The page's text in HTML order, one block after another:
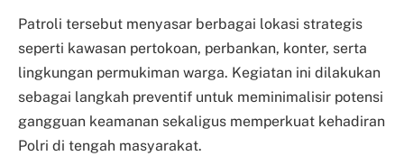
Patroli tersebut menyasar berbagai lokasi strategis
seperti kawasan pertokoan, perbankan, konter, serta
lingkungan permukiman warga. Kegiatan ini dilakukan
sebagai langkah preventif untuk meminimalisir potensi
gangguan keamanan sekaligus memperkuat kehadiran
Polri di tengah masyarakat.